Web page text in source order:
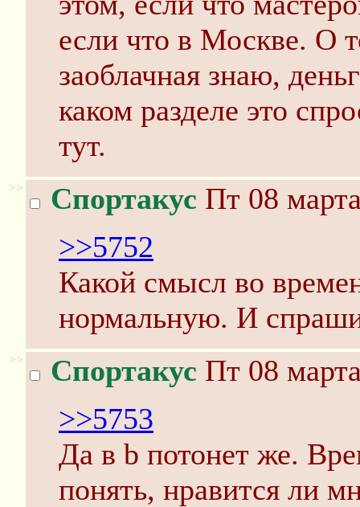
если что в Москве. О
заоблачная знаю,
каком разделе это
тут.
>> Спортакус Пт 08
>>5752
Какой смысл во
нормальную. И
>> Спортакус Пт 08
>>5753
Да в b потонет же.
понять, нравится ли